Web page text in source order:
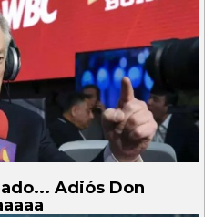
Adiós Don